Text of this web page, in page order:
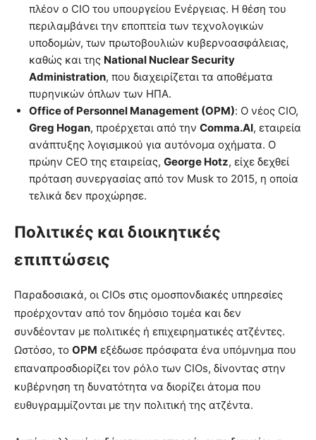
πλέον ο CIO του υπουργείου Ενέργειας. Η θέση του
περιλαμβάνει την εποπτεία των τεχνολογικών
υποδομών, των πρωτοβουλιών κυβερνοασφάλειας,
καθώς και της National Nuclear Security
Administration, που διαχειρίζεται τα αποθέματα
πυρηνικών όπλων των ΗΠΑ.
Office of Personnel Management (OPM): Ο νέος CIO,
Greg Hogan, προέρχεται από την Comma.AI, εταιρεία
ανάπτυξης λογισμικού για αυτόνομα οχήματα. Ο
πρώην CEO της εταιρείας, George Hotz, είχε δεχθεί
πρόταση συνεργασίας από τον Musk το 2015, η οποία
τελικά δεν προχώρησε.
Πολιτικές και διοικητικές
επιπτώσεις
Παραδοσιακά, οι CIOs στις ομοσπονδιακές υπηρεσίες
προέρχονταν από τον δημόσιο τομέα και δεν
συνδέονταν με πολιτικές ή επιχειρηματικές ατζέντες.
Ωστόσο, το OPM εξέδωσε πρόσφατα ένα υπόμνημα που
επαναπροσδιορίζει τον ρόλο των CIOs, δίνοντας στην
κυβέρνηση τη δυνατότητα να διορίζει άτομα που
ευθυγραμμίζονται με την πολιτική της ατζέντα.